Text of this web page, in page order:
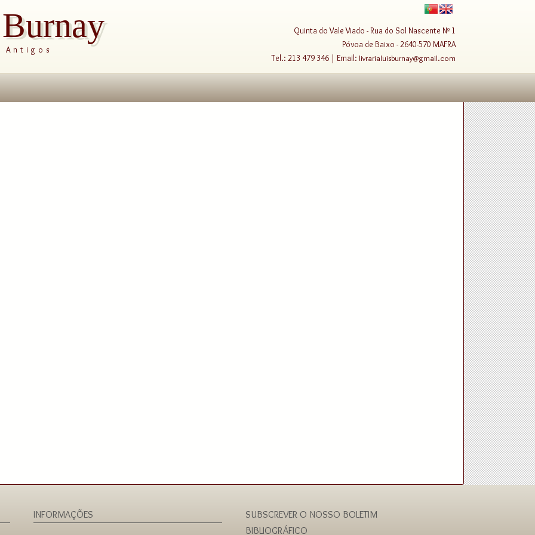
Antigos
Quinta do Vale Viado - Rua do Sol Nascente Nº 1
Póvoa de Baixo - 2640-570 MAFRA
Tel.: 213 479 346 | Email: livrarialuisburnay@gmail.com
INFORMAÇÕES
SUBSCREVER O NOSSO BOLETIM
BIBLIOGRÁFICO